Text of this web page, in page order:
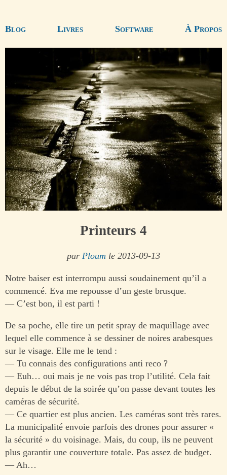
Blog Livres Software À Propos
Printeurs 4
par Ploum le 2013-09-13
Notre baiser est interrompu aussi soudainement qu’il a
commencé. Eva me repousse d’un geste brusque.
— C’est bon, il est parti !
De sa poche, elle tire un petit spray de maquillage avec
lequel elle commence à se dessiner de noires arabesques
sur le visage. Elle me le tend :
— Tu connais des configurations anti reco ?
— Euh… oui mais je ne vois pas trop l’utilité. Cela fait
depuis le début de la soirée qu’on passe devant toutes les
caméras de sécurité.
— Ce quartier est plus ancien. Les caméras sont très rares.
La municipalité envoie parfois des drones pour assurer «
la sécurité » du voisinage. Mais, du coup, ils ne peuvent
plus garantir une couverture totale. Pas assez de budget.
— Ah…